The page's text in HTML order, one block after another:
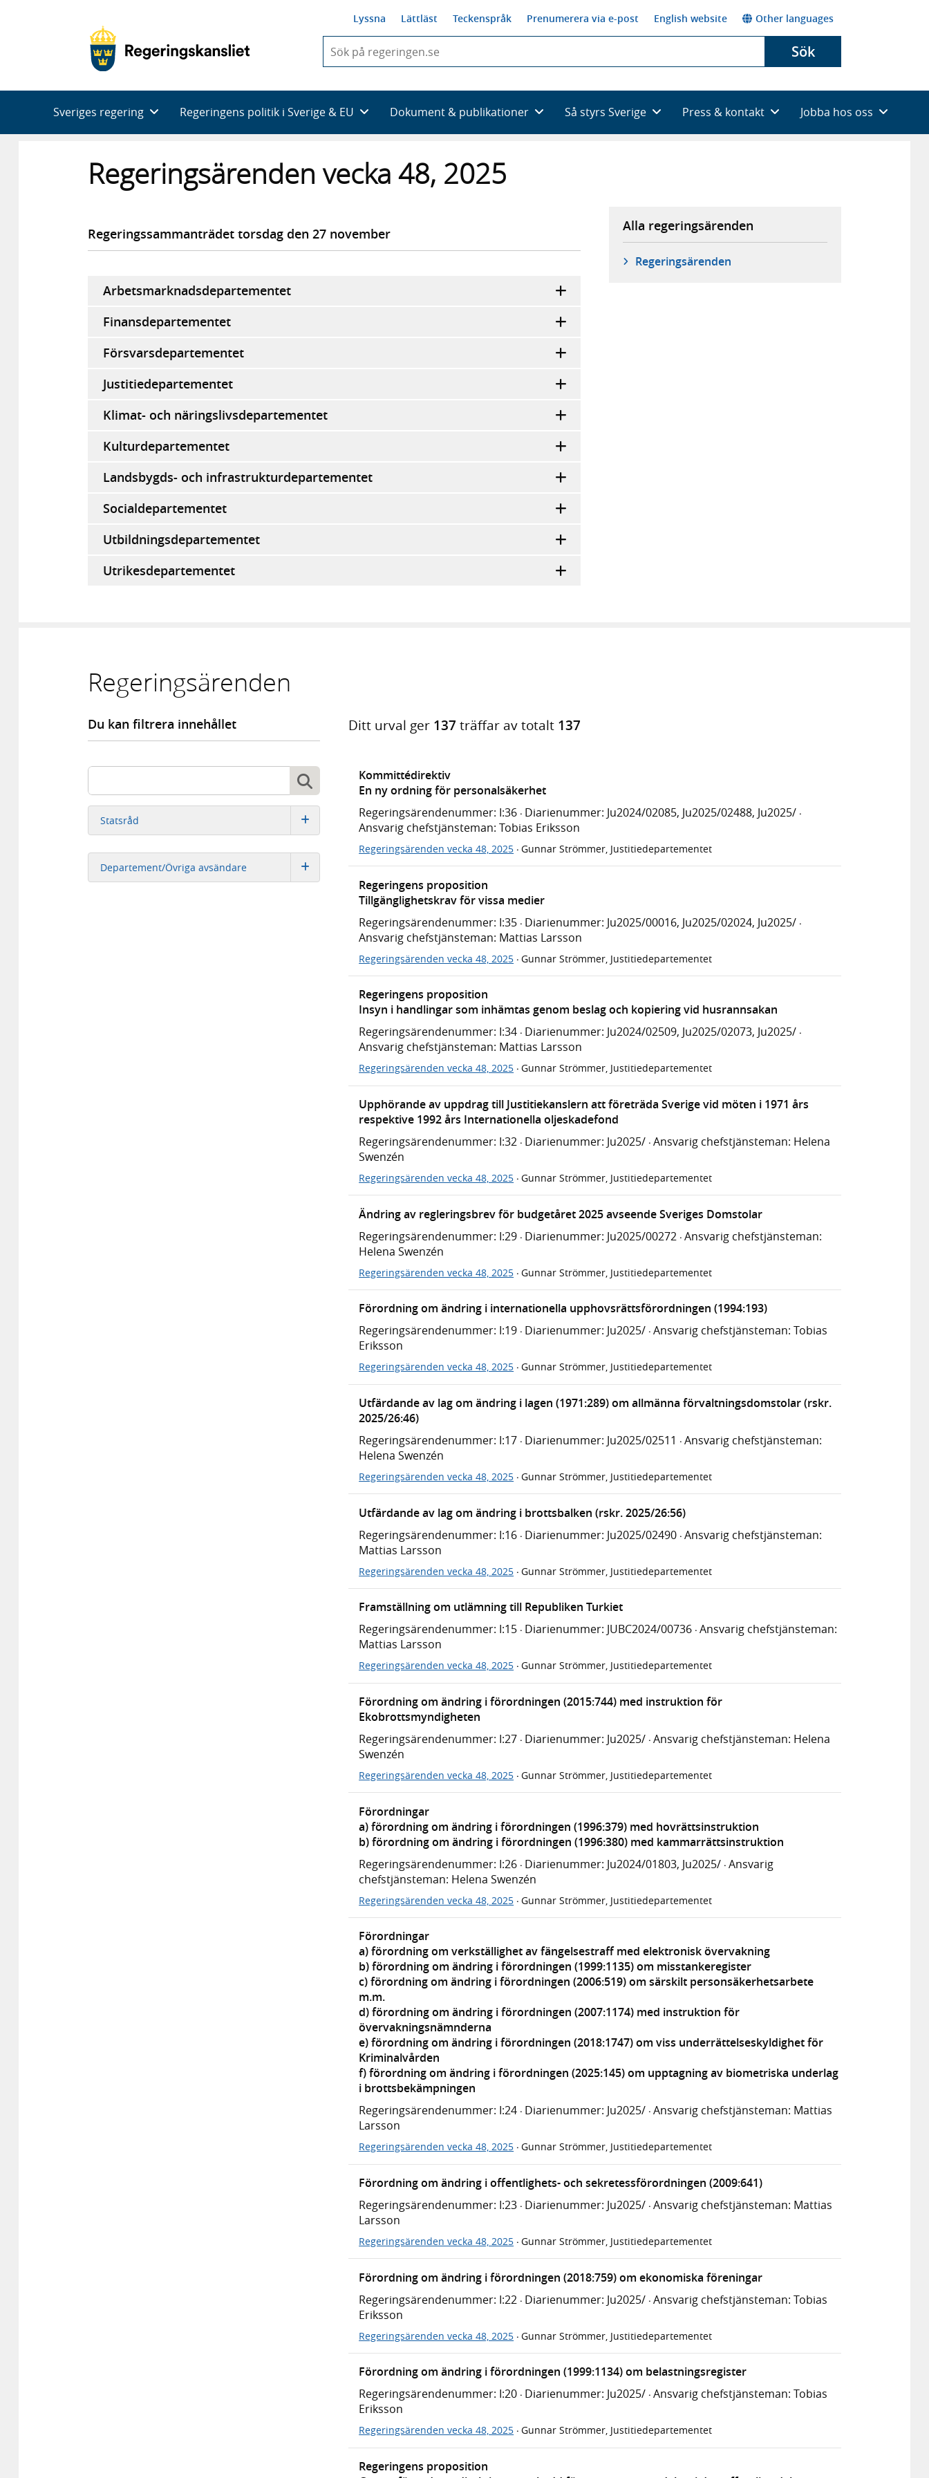
Lyssna Lättläst Teckenspråk Prenumerera via e-post English website Other languages
du
skriva
framträder
en
med
sökförslag
Sök
Sveriges regering Regeringens politik i Sverige & EU Dokument & publikationer Så styrs Sverige Press & kontakt Jobba hos oss
Regeringsärenden vecka 48, 2025
Regeringssammanträdet torsdag den 27 november
Arbetsmarknadsdepartementet
Finansdepartementet
Försvarsdepartementet
Justitiedepartementet
Klimat- och näringslivsdepartementet
Kulturdepartementet
Landsbygds- och infrastrukturdepartementet
Socialdepartementet
Utbildningsdepartementet
Utrikesdepartementet
Alla regeringsärenden
Regeringsärenden
Regeringsärenden
Du kan filtrera innehållet
Sök
Sök
Sök
Statsråd
Departement/Övriga avsändare
Ditt urval ger 137 träffar av totalt 137
Kommittédirektiv
En ny ordning för personalsäkerhet
Regeringsärendenummer: I:36 · Diarienummer: Ju2024/02085, Ju2025/02488, Ju2025/ ·
Ansvarig chefstjänsteman: Tobias Eriksson
Regeringsärenden vecka 48, 2025 · Gunnar Strömmer, Justitiedepartementet
Regeringens proposition
Tillgänglighetskrav för vissa medier
Regeringsärendenummer: I:35 · Diarienummer: Ju2025/00016, Ju2025/02024, Ju2025/ ·
Ansvarig chefstjänsteman: Mattias Larsson
Regeringsärenden vecka 48, 2025 · Gunnar Strömmer, Justitiedepartementet
Regeringens proposition
Insyn i handlingar som inhämtas genom beslag och kopiering vid husrannsakan
Regeringsärendenummer: I:34 · Diarienummer: Ju2024/02509, Ju2025/02073, Ju2025/ ·
Ansvarig chefstjänsteman: Mattias Larsson
Regeringsärenden vecka 48, 2025 · Gunnar Strömmer, Justitiedepartementet
Upphörande av uppdrag till Justitiekanslern att företräda Sverige vid möten i 1971 års
respektive 1992 års Internationella oljeskadefond
Regeringsärendenummer: I:32 · Diarienummer: Ju2025/ · Ansvarig chefstjänsteman: Helena
Swenzén
Regeringsärenden vecka 48, 2025 · Gunnar Strömmer, Justitiedepartementet
Ändring av regleringsbrev för budgetåret 2025 avseende Sveriges Domstolar
Regeringsärendenummer: I:29 · Diarienummer: Ju2025/00272 · Ansvarig chefstjänsteman:
Helena Swenzén
Regeringsärenden vecka 48, 2025 · Gunnar Strömmer, Justitiedepartementet
Förordning om ändring i internationella upphovsrättsförordningen (1994:193)
Regeringsärendenummer: I:19 · Diarienummer: Ju2025/ · Ansvarig chefstjänsteman: Tobias
Eriksson
Regeringsärenden vecka 48, 2025 · Gunnar Strömmer, Justitiedepartementet
Utfärdande av lag om ändring i lagen (1971:289) om allmänna förvaltningsdomstolar (rskr.
2025/26:46)
Regeringsärendenummer: I:17 · Diarienummer: Ju2025/02511 · Ansvarig chefstjänsteman:
Helena Swenzén
Regeringsärenden vecka 48, 2025 · Gunnar Strömmer, Justitiedepartementet
Utfärdande av lag om ändring i brottsbalken (rskr. 2025/26:56)
Regeringsärendenummer: I:16 · Diarienummer: Ju2025/02490 · Ansvarig chefstjänsteman:
Mattias Larsson
Regeringsärenden vecka 48, 2025 · Gunnar Strömmer, Justitiedepartementet
Framställning om utlämning till Republiken Turkiet
Regeringsärendenummer: I:15 · Diarienummer: JUBC2024/00736 · Ansvarig chefstjänsteman:
Mattias Larsson
Regeringsärenden vecka 48, 2025 · Gunnar Strömmer, Justitiedepartementet
Förordning om ändring i förordningen (2015:744) med instruktion för
Ekobrottsmyndigheten
Regeringsärendenummer: I:27 · Diarienummer: Ju2025/ · Ansvarig chefstjänsteman: Helena
Swenzén
Regeringsärenden vecka 48, 2025 · Gunnar Strömmer, Justitiedepartementet
Förordningar
a) förordning om ändring i förordningen (1996:379) med hovrättsinstruktion
b) förordning om ändring i förordningen (1996:380) med kammarrättsinstruktion
Regeringsärendenummer: I:26 · Diarienummer: Ju2024/01803, Ju2025/ · Ansvarig
chefstjänsteman: Helena Swenzén
Regeringsärenden vecka 48, 2025 · Gunnar Strömmer, Justitiedepartementet
Förordningar
a) förordning om verkställighet av fängelsestraff med elektronisk övervakning
b) förordning om ändring i förordningen (1999:1135) om misstankeregister
c) förordning om ändring i förordningen (2006:519) om särskilt personsäkerhetsarbete
m.m.
d) förordning om ändring i förordningen (2007:1174) med instruktion för
övervakningsnämnderna
e) förordning om ändring i förordningen (2018:1747) om viss underrättelseskyldighet för
Kriminalvården
f) förordning om ändring i förordningen (2025:145) om upptagning av biometriska underlag
i brottsbekämpningen
Regeringsärendenummer: I:24 · Diarienummer: Ju2025/ · Ansvarig chefstjänsteman: Mattias
Larsson
Regeringsärenden vecka 48, 2025 · Gunnar Strömmer, Justitiedepartementet
Förordning om ändring i offentlighets- och sekretessförordningen (2009:641)
Regeringsärendenummer: I:23 · Diarienummer: Ju2025/ · Ansvarig chefstjänsteman: Mattias
Larsson
Regeringsärenden vecka 48, 2025 · Gunnar Strömmer, Justitiedepartementet
Förordning om ändring i förordningen (2018:759) om ekonomiska föreningar
Regeringsärendenummer: I:22 · Diarienummer: Ju2025/ · Ansvarig chefstjänsteman: Tobias
Eriksson
Regeringsärenden vecka 48, 2025 · Gunnar Strömmer, Justitiedepartementet
Förordning om ändring i förordningen (1999:1134) om belastningsregister
Regeringsärendenummer: I:20 · Diarienummer: Ju2025/ · Ansvarig chefstjänsteman: Tobias
Eriksson
Regeringsärenden vecka 48, 2025 · Gunnar Strömmer, Justitiedepartementet
Regeringens proposition